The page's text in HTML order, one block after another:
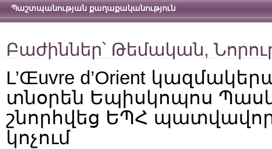
Պաշտպանության քաղաքականություն
Բաժիններ՝ Թեմական,
L’Œuvre d’Orient
տնօրեն Եպիսկոպոս
շնորհվեց ԵՊՀ
կոչում